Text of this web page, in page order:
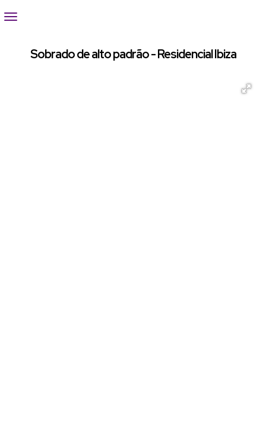
Sobrado de alto padrão - Residencial Ibiza